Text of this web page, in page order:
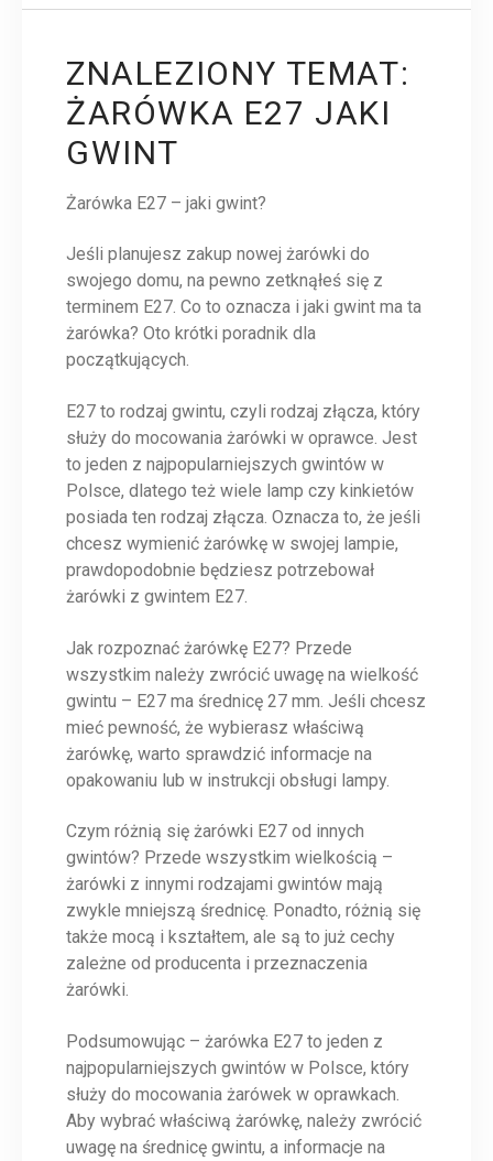
ZNALEZIONY TEMAT:
ŻARÓWKA E27 JAKI
GWINT
Żarówka E27 – jaki gwint?
Jeśli planujesz zakup nowej żarówki do
swojego domu, na pewno zetknąłeś się z
terminem E27. Co to oznacza i jaki gwint ma ta
żarówka? Oto krótki poradnik dla
początkujących.
E27 to rodzaj gwintu, czyli rodzaj złącza, który
służy do mocowania żarówki w oprawce. Jest
to jeden z najpopularniejszych gwintów w
Polsce, dlatego też wiele lamp czy kinkietów
posiada ten rodzaj złącza. Oznacza to, że jeśli
chcesz wymienić żarówkę w swojej lampie,
prawdopodobnie będziesz potrzebował
żarówki z gwintem E27.
Jak rozpoznać żarówkę E27? Przede
wszystkim należy zwrócić uwagę na wielkość
gwintu – E27 ma średnicę 27 mm. Jeśli chcesz
mieć pewność, że wybierasz właściwą
żarówkę, warto sprawdzić informacje na
opakowaniu lub w instrukcji obsługi lampy.
Czym różnią się żarówki E27 od innych
gwintów? Przede wszystkim wielkością –
żarówki z innymi rodzajami gwintów mają
zwykle mniejszą średnicę. Ponadto, różnią się
także mocą i kształtem, ale są to już cechy
zależne od producenta i przeznaczenia
żarówki.
Podsumowując – żarówka E27 to jeden z
najpopularniejszych gwintów w Polsce, który
służy do mocowania żarówek w oprawkach.
Aby wybrać właściwą żarówkę, należy zwrócić
uwagę na średnicę gwintu, a informacje na